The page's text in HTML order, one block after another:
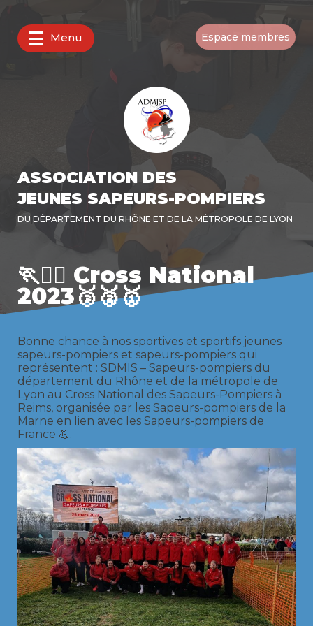
Menu Espace membres
ASSOCIATION DES
JEUNES SAPEURS-POMPIERS
DU DÉPARTEMENT DU RHÔNE ET DE LA MÉTROPOLE DE LYON
🏃🏃‍♀️ Cross National
2023🥉🥈🥇
Bonne chance à nos sportives et sportifs jeunes
sapeurs-pompiers et sapeurs-pompiers qui
représentent : SDMIS – Sapeurs-pompiers du
département du Rhône et de la métropole de
Lyon au Cross National des Sapeurs-Pompiers à
Reims, organisée par les Sapeurs-pompiers de la
Marne en lien avec les Sapeurs-pompiers de
France 💪.